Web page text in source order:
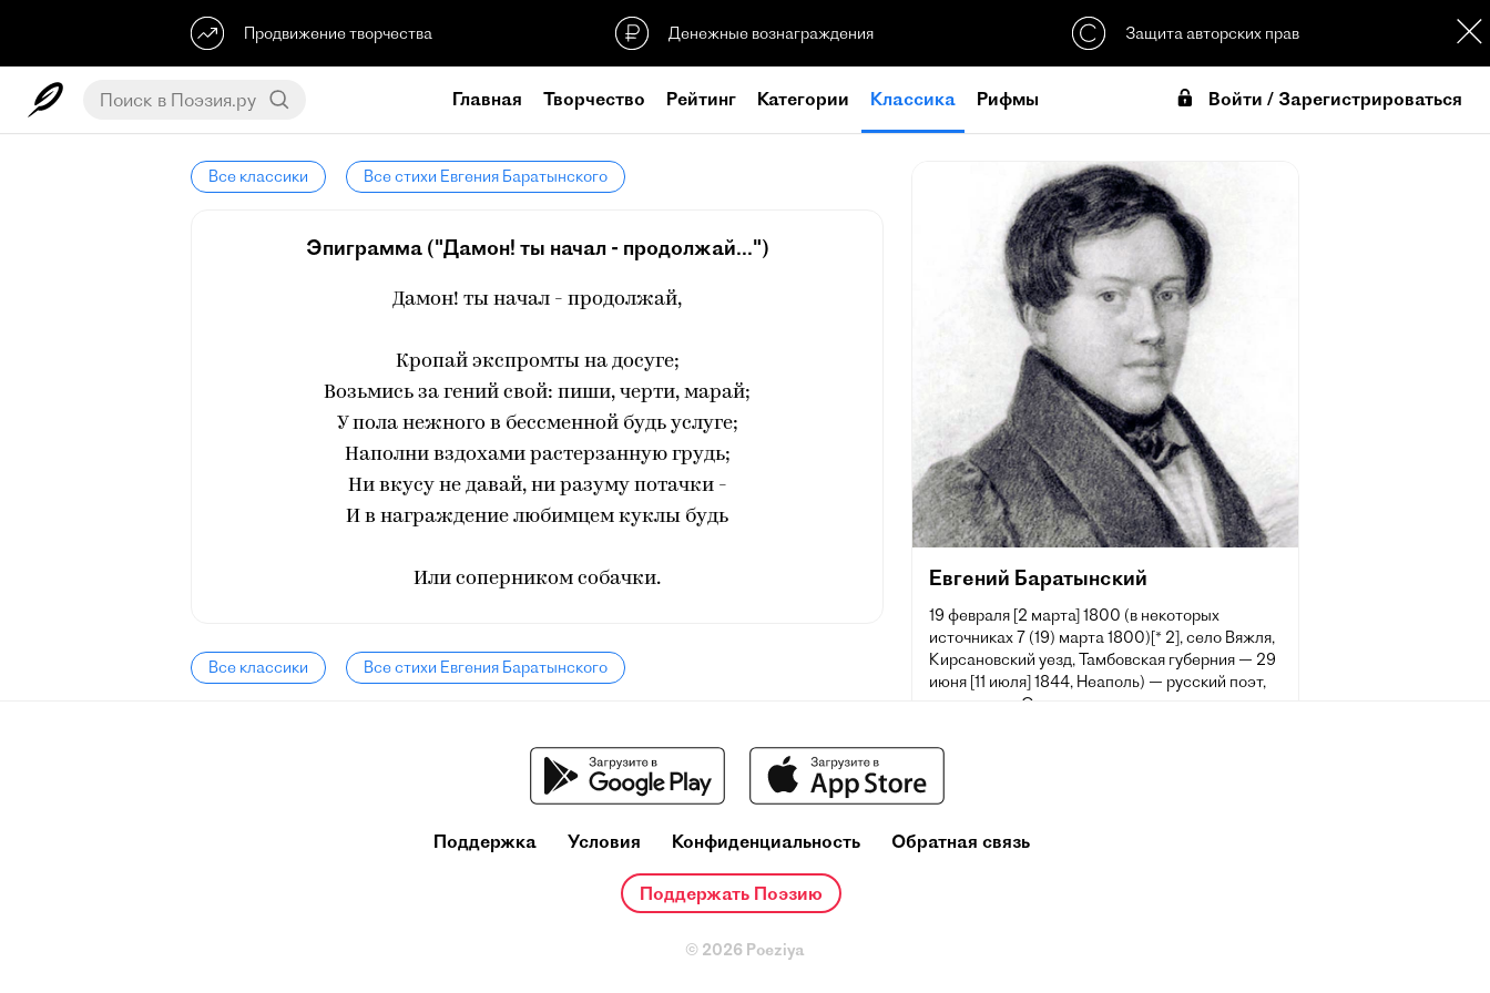
Продвижение творчества Денежные вознаграждения Защита авторских прав
Главная Творчество Рейтинг Категории Классика Рифмы Войти / Зарегистрироваться
Все классики Все стихи Евгения Баратынского
Эпиграмма ("Дамон! ты начал - продолжай...")
Дамон! ты начал - продолжай,
Кропай экспромты на досуге;
Возьмись за гений свой: пиши, черти, марай;
У пола нежного в бессменной будь услуге;
Наполни вздохами растерзанную грудь;
Ни вкусу не давай, ни разуму потачки -
И в награждение любимцем куклы будь
Или соперником собачки.
Все классики Все стихи Евгения Баратынского
Евгений Баратынский
19 февраля [2 марта] 1800 (в некоторых
источниках 7 (19) марта 1800)[* 2], село Вяжля,
Кирсановский уезд, Тамбовская губерния — 29
июня [11 июля] 1844, Неаполь) — русский поэт,
переводчик. Одна из самых ярких и в то же
русской литературы.
Поддержка Условия Конфиденциальность Обратная связь
Поддержать Поэзию
© 2026 Poeziya